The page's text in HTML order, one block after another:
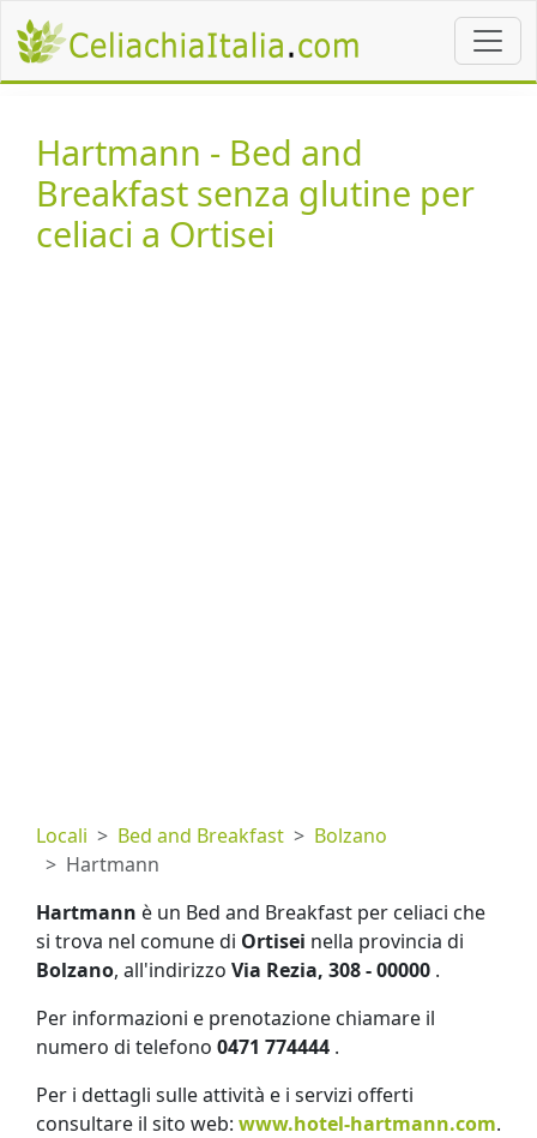
Hartmann - Bed and
Breakfast senza glutine per
celiaci a Ortisei
Locali Bed and Breakfast
Bolzano
Hartmann
Hartmann è un Bed and Breakfast per celiaci che
si trova nel comune di Ortisei nella provincia di
Bolzano, all'indirizzo Via Rezia, 308 - 00000 .
Per informazioni e prenotazione chiamare il
numero di telefono 0471 774444 .
Per i dettagli sulle attività e i servizi offerti
consultare il sito web: www.hotel-hartmann.com.